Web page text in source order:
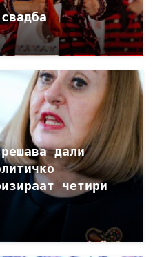
дали
четири